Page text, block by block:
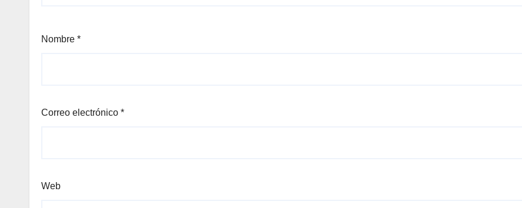
Nombre *
Correo electrónico *
Web